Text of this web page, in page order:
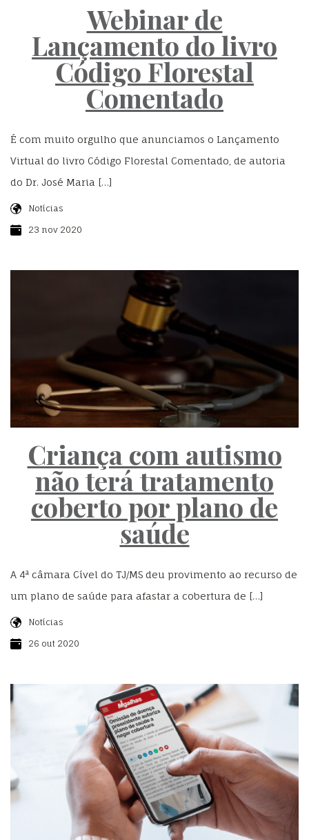
Webinar de
Lançamento do livro
Código Florestal
Comentado
É com muito orgulho que anunciamos o Lançamento
Virtual do livro Código Florestal Comentado, de autoria
do Dr. José Maria […]
Notícias
23 nov 2020
Criança com autismo
não terá tratamento
coberto por plano de
saúde
A 4ª câmara Cível do TJ/MS deu provimento ao recurso de
um plano de saúde para afastar a cobertura de […]
Notícias
26 out 2020